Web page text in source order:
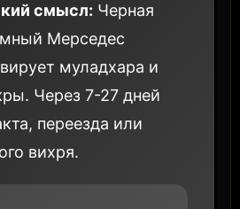
смысл: Черная
Мерседес
муладхара и
Через 7-27 дней
переезда или
вихря.